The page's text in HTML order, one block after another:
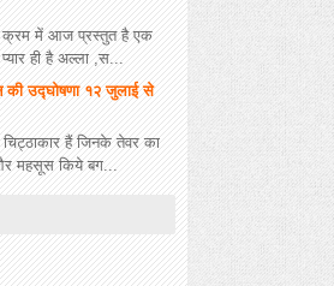
क्रम में आज प्रस्तुत है एक
ही है अल्ला ,स...
की उद्घोषणा १२ जुलाई से
हैं जिनके तेवर का
महसूस किये बग...